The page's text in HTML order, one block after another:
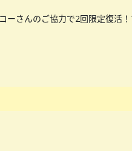
ーさんのご協力で2回限定復活